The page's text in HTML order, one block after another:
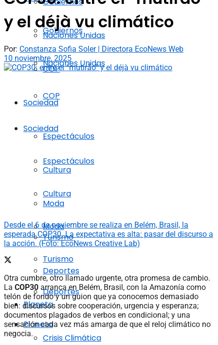
Naciones Unidas
COP
Sociedad
Espectáculos
Cultura
Moda
Turismo
Deportes
Planeta
Crisis Climática
Gobiernos
Naciones Unidas
COP
Sociedad
Espectáculos
Cultura
Moda
Turismo
Deportes
Planeta
y el déjà vu climático
Por: Constanza Sofia Soler | Directora EcoNews Web
10 noviembre, 2025
Desde el 6 de noviembre se realiza en Belém, Brasil, la
esperada COP30. La expectativa es alta: pasar del discurso a
la acción. (Foto: EcoNews Creative Lab)
Otra cumbre, otro llamado urgente, otra promesa de cambio.
La COP30 arranca en Belém, Brasil, con la Amazonía como
telón de fondo y un guion que ya conocemos demasiado
bien: discursos sobre cooperación, urgencia y esperanza;
documentos plagados de verbos en condicional; y una
sensación cada vez más amarga de que el reloj climático no
negocia.